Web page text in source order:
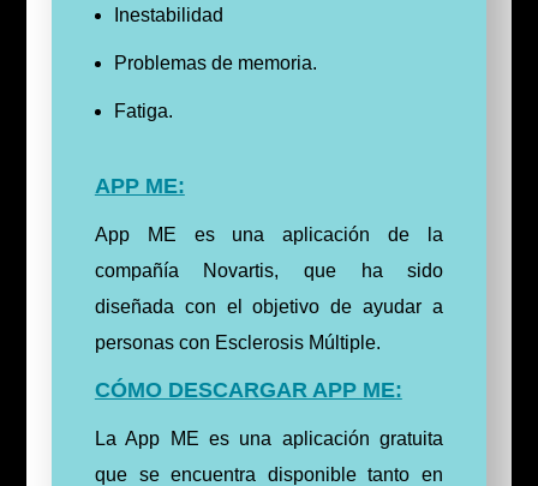
Inestabilidad
Problemas de memoria.
Fatiga.
APP ME:
App ME es una aplicación de la
compañía Novartis, que ha sido
diseñada con el objetivo de ayudar a
personas con Esclerosis Múltiple.
CÓMO DESCARGAR APP ME:
La App ME es una aplicación gratuita
que se encuentra disponible tanto en